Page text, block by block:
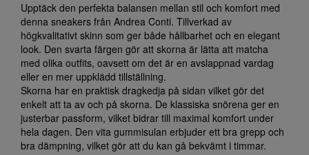
Upptäck den perfekta balansen mellan stil och komfort med
denna sneakers från Andrea Conti. Tillverkad av
högkvalitativt skinn som ger både hållbarhet och en elegant
look. Den svarta färgen gör att skorna är lätta att matcha
med olika outfits, oavsett om det är en avslappnad vardag
eller en mer uppklädd tillställning.
Skorna har en praktisk dragkedja på sidan vilket gör det
enkelt att ta av och på skorna. De klassiska snörena ger en
justerbar passform, vilket bidrar till maximal komfort under
hela dagen. Den vita gummisulan erbjuder ett bra grepp och
bra dämpning, vilket gör att du kan gå bekvämt i timmar.